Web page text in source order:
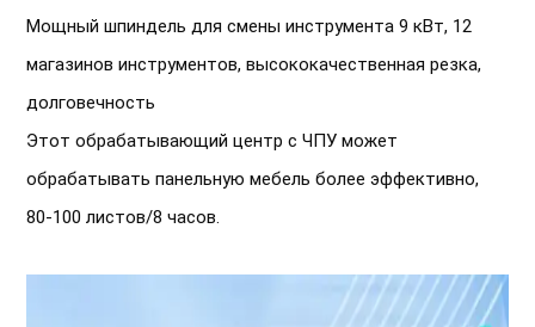
Мощный шпиндель для смены инструмента 9 кВт, 12
магазинов инструментов, высококачественная резка,
долговечность
Этот обрабатывающий центр с ЧПУ может
обрабатывать панельную мебель более эффективно,
80-100 листов/8 часов.